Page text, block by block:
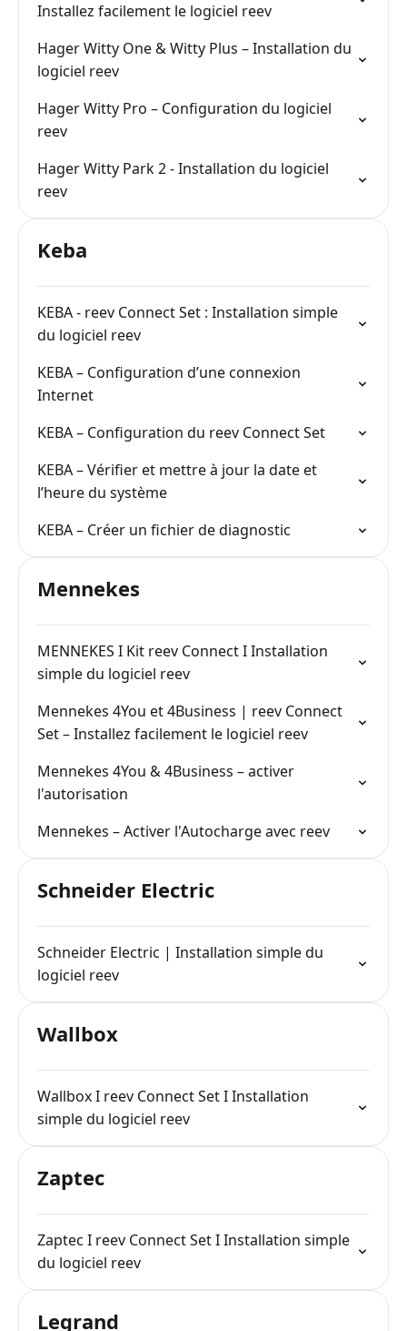
Installez facilement le logiciel reev
Hager Witty One & Witty Plus – Installation du
logiciel reev
Hager Witty Pro – Configuration du logiciel
reev
Hager Witty Park 2 - Installation du logiciel
reev
Keba
KEBA - reev Connect Set : Installation simple
du logiciel reev
KEBA – Configuration d’une connexion
Internet
KEBA – Configuration du reev Connect Set
KEBA – Vérifier et mettre à jour la date et
l’heure du système
KEBA – Créer un fichier de diagnostic
Mennekes
MENNEKES I Kit reev Connect I Installation
simple du logiciel reev
Mennekes 4You et 4Business | reev Connect
Set – Installez facilement le logiciel reev
Mennekes 4You & 4Business – activer
l'autorisation
Mennekes – Activer l'Autocharge avec reev
Schneider Electric
Schneider Electric | Installation simple du
logiciel reev
Wallbox
Wallbox I reev Connect Set I Installation
simple du logiciel reev
Zaptec
Zaptec I reev Connect Set I Installation simple
du logiciel reev
Legrand